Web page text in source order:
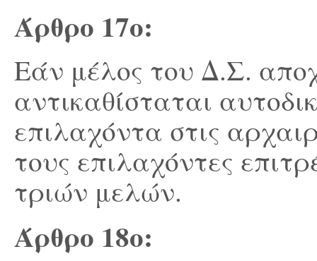
Άρθρο 17ο:
Εάν μέλος του Δ.Σ.
αντικαθίσταται
επιλαχόντα στις
τους επιλαχόντες
τριών μελών.
Άρθρο 18ο: